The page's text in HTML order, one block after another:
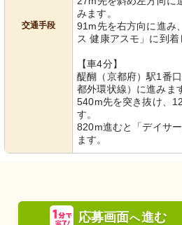
交通手段
みます。
91m先を右方向に進み
ス 健康アスモ」に到着
【車4分】
醍醐（京都府）駅1番
都外環状線）に進みま
540m先を突き抜け、
す。
820m進むと「デイサ
ます。
応募画面へ進む